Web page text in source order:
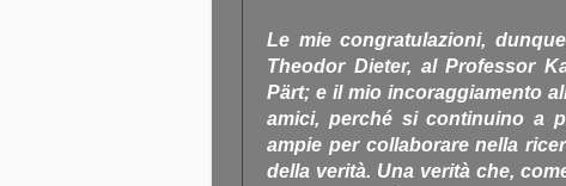
Le mie congratulazioni,
Theodor Dieter, al Professor
Pärt; e il mio incoraggiamento
amici, perché si continuino a
ampie per collaborare nella
della verità. Una verità che,